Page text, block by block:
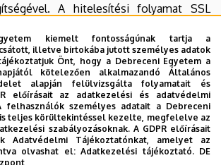
A hitelesítési folyamat SSL
és jelszava nem kerülhet illetéktelen
olvasásához szükséges
fájlok megnyitásához és
szükséges ingyenes programot - ha
kiemelt fontosságúnak tartja a
illetve birtokába jutott személyes adatok
Önt, hogy a Debreceni Egyetem a
kötelezően alkalmazandó Általános
alapján felülvizsgálta folyamatait és
előírásait az adatkezelési és adatvédelmi
felhasználók személyes adatait a Debreceni
teljes körültekintéssel kezelte, megfelelve az
szabályozásoknak. A GDPR előírásait
Adatvédelmi Tájékoztatónkat, amelyet az
olvashat el:Adatkezelési tájékoztató. DE